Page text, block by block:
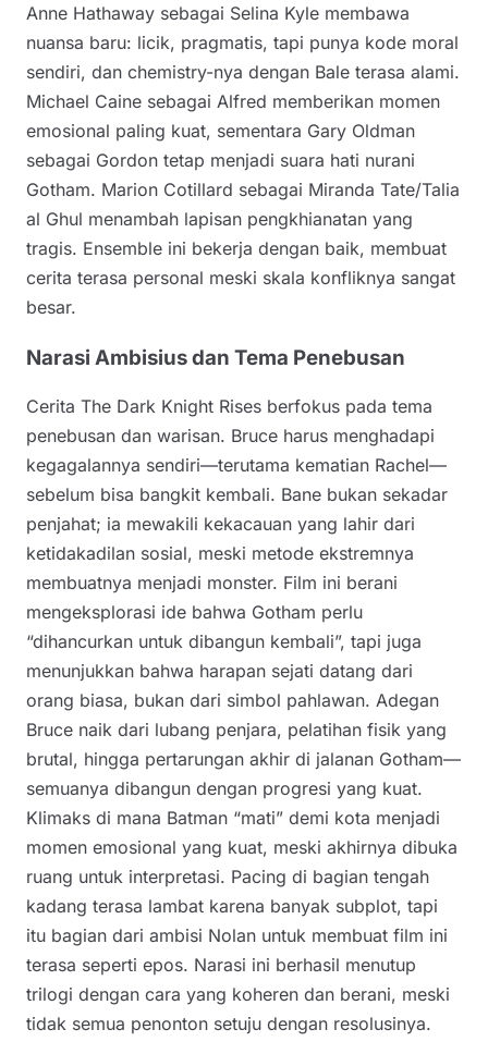
Anne Hathaway sebagai Selina Kyle membawa
nuansa baru: licik, pragmatis, tapi punya kode moral
sendiri, dan chemistry-nya dengan Bale terasa alami.
Michael Caine sebagai Alfred memberikan momen
emosional paling kuat, sementara Gary Oldman
sebagai Gordon tetap menjadi suara hati nurani
Gotham. Marion Cotillard sebagai Miranda Tate/Talia
al Ghul menambah lapisan pengkhianatan yang
tragis. Ensemble ini bekerja dengan baik, membuat
cerita terasa personal meski skala konfliknya sangat
besar.
Narasi Ambisius dan Tema Penebusan
Cerita The Dark Knight Rises berfokus pada tema
penebusan dan warisan. Bruce harus menghadapi
kegagalannya sendiri—terutama kematian Rachel—
sebelum bisa bangkit kembali. Bane bukan sekadar
penjahat; ia mewakili kekacauan yang lahir dari
ketidakadilan sosial, meski metode ekstremnya
membuatnya menjadi monster. Film ini berani
mengeksplorasi ide bahwa Gotham perlu
“dihancurkan untuk dibangun kembali”, tapi juga
menunjukkan bahwa harapan sejati datang dari
orang biasa, bukan dari simbol pahlawan. Adegan
Bruce naik dari lubang penjara, pelatihan fisik yang
brutal, hingga pertarungan akhir di jalanan Gotham—
semuanya dibangun dengan progresi yang kuat.
Klimaks di mana Batman “mati” demi kota menjadi
momen emosional yang kuat, meski akhirnya dibuka
ruang untuk interpretasi. Pacing di bagian tengah
kadang terasa lambat karena banyak subplot, tapi
itu bagian dari ambisi Nolan untuk membuat film ini
terasa seperti epos. Narasi ini berhasil menutup
trilogi dengan cara yang koheren dan berani, meski
tidak semua penonton setuju dengan resolusinya.